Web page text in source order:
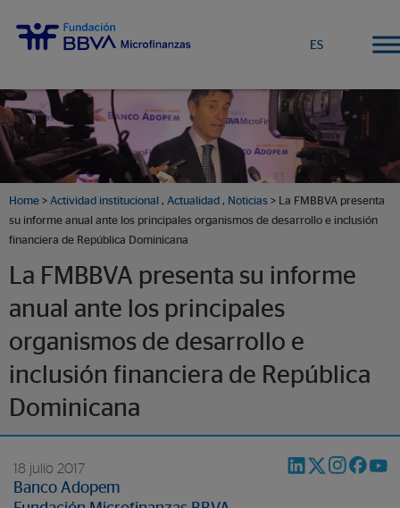
ES
Home > Actividad institucional , Actualidad , Noticias > La FMBBVA presenta
su informe anual ante los principales organismos de desarrollo e inclusión
financiera de República Dominicana
La FMBBVA presenta su informe
anual ante los principales
organismos de desarrollo e
inclusión financiera de República
Dominicana
18 julio 2017
Banco Adopem